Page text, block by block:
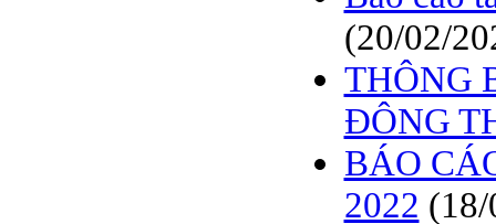
(20/02/
THÔNG
ĐÔNG
BÁO
2022